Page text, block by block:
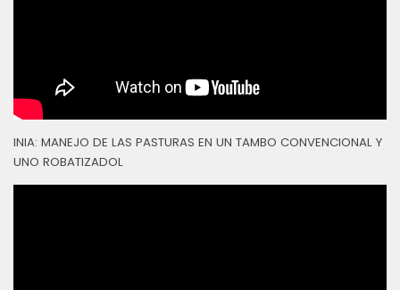
INIA: MANEJO DE LAS PASTURAS EN UN TAMBO CONVENCIONAL Y
UNO ROBATIZADOL